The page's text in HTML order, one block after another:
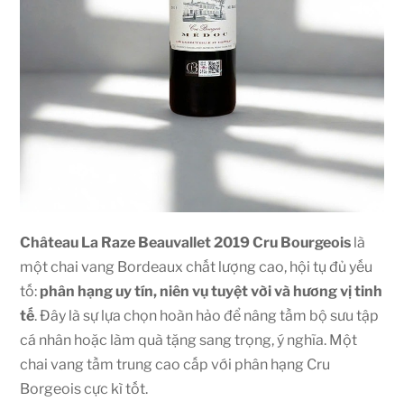
Château La Raze Beauvallet 2019 Cru Bourgeois là
một chai vang Bordeaux chất lượng cao, hội tụ đủ yếu
tố: phân hạng uy tín, niên vụ tuyệt vời và hương vị tinh
tế. Đây là sự lựa chọn hoàn hảo để nâng tầm bộ sưu tập
cá nhân hoặc làm quà tặng sang trọng, ý nghĩa. Một
chai vang tầm trung cao cấp với phân hạng Cru
Borgeois cực kì tốt.